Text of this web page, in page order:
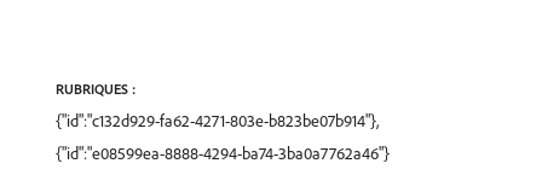
RUBRIQUES :
{"id":"c132d929-fa62-4271-803e-b823be07b914"},
{"id":"e08599ea-8888-4294-ba74-3ba0a7762a46"}